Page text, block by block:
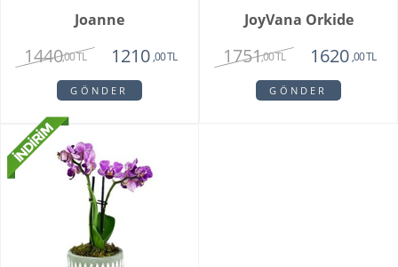
Joanne
1440,00 TL 1210 ,00 TL
GÖNDER
JoyVana Orkide
1751,00 TL 1620 ,00 TL
GÖNDER